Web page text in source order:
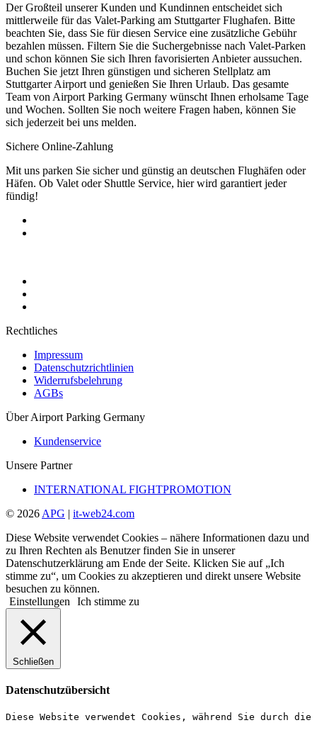
Der Großteil unserer Kunden und Kundinnen entscheidet sich
mittlerweile für das Valet-Parking am Stuttgarter Flughafen. Bitte
beachten Sie, dass Sie für diesen Service eine zusätzliche Gebühr
bezahlen müssen. Filtern Sie die Suchergebnisse nach Valet-Parken
und schon können Sie sich Ihren favorisierten Anbieter aussuchen.
Buchen Sie jetzt Ihren günstigen und sicheren Stellplatz am
Stuttgarter Airport und genießen Sie Ihren Urlaub. Das gesamte
Team von Airport Parking Germany wünscht Ihnen erholsame Tage
und Wochen. Sollten Sie noch weitere Fragen haben, können Sie
sich jederzeit bei uns melden.
Airport Parking Germany
Sichere Online-Zahlung
Mit uns parken Sie sicher und günstig an deutschen Flughäfen oder
Häfen. Ob Valet oder Shuttle Service, hier wird garantiert jeder
fündig!
Rechtliches
Impressum
Datenschutzrichtlinien
Widerrufsbelehrung
AGBs
Über Airport Parking Germany
Kundenservice
Unsere Partner
INTERNATIONAL FIGHTPROMOTION
© 2026 APG | it-web24.com
Diese Website verwendet Cookies – nähere Informationen dazu und
zu Ihren Rechten als Benutzer finden Sie in unserer
Datenschutzerklärung am Ende der Seite. Klicken Sie auf „Ich
stimme zu“, um Cookies zu akzeptieren und direkt unsere Website
besuchen zu können.
Einstellungen
Ich stimme zu
Schließen
Datenschutzübersicht
Diese Website verwendet Cookies, während Sie durch